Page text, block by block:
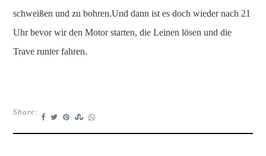
schweißen und zu bohren.Und dann ist es doch wieder nach 21
Uhr bevor wir den Motor starten, die Leinen lösen und die
Trave runter fahren.
Share: